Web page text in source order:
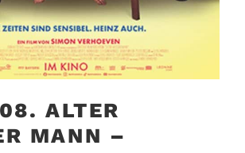
ALTER
MANN – S